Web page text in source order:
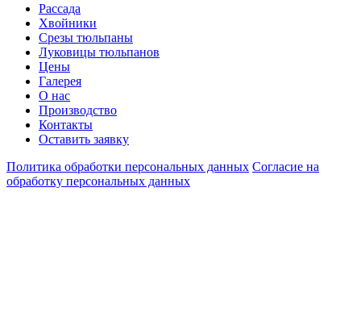
Рассада
Хвойники
Срезы тюльпаны
Луковицы тюльпанов
Цены
Галерея
О нас
Производство
Контакты
Оставить заявку
Политика обработки персональных данных Согласие на
обработку персональных данных